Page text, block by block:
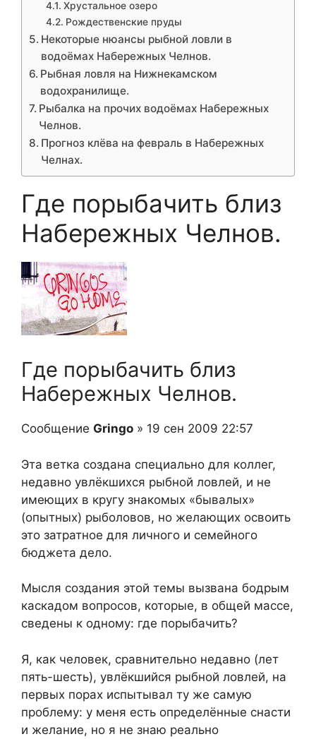
Хрустальное озеро
Рождественские пруды
Некоторые нюансы рыбной ловли в
водоёмах Набережных Челнов.
Рыбная ловля на Нижнекамском
водохранилище.
Рыбалка на прочих водоёмах Набережных
Челнов.
Прогноз клёва на февраль в Набережных
Челнах.
Где порыбачить близ
Набережных Челнов.
Где порыбачить близ
Набережных Челнов.
Сообщение Gringo » 19 сен 2009 22:57
Эта ветка создана специально для коллег,
недавно увлёкшихся рыбной ловлей, и не
имеющих в кругу знакомых «бывалых»
(опытных) рыболовов, но желающих освоить
это затратное для личного и семейного
бюджета дело.
Мысля создания этой темы вызвана бодрым
каскадом вопросов, которые, в общей массе,
сведены к одному: где порыбачить?
Я, как человек, сравнительно недавно (лет
пять-шесть), увлёкшийся рыбной ловлей, на
первых порах испытывал ту же самую
проблему: у меня есть определённые снасти
и желание, но я не знаю реально